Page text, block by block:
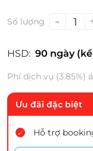
Số lượng - 1
HSD: 90 ngày
Phí dịch vụ (3.85%)
Ưu đãi đặc biệt
Hỗ trợ